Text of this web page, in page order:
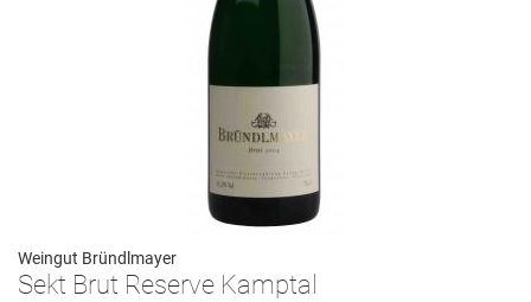
Weingut Bründlmayer
Sekt Brut Reserve Kamptal